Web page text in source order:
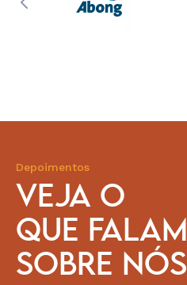
Depoimentos
VEJA O
QUE FALAM
SOBRE NÓS